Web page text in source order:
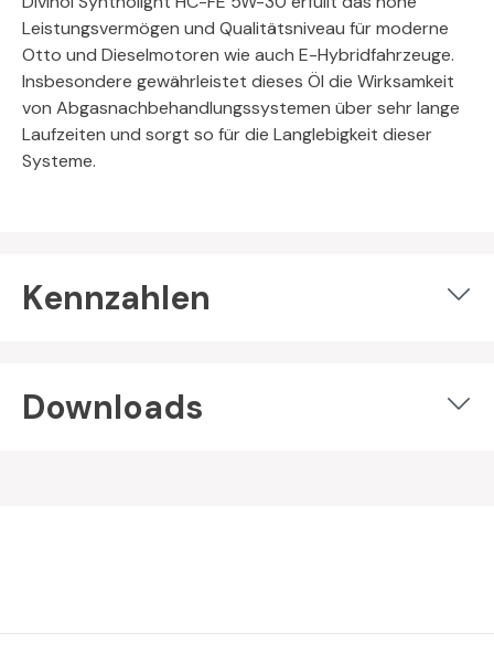
Leistungsvermögen und Qualitätsniveau für moderne
Otto und Dieselmotoren wie auch E-Hybridfahrzeuge.
Insbesondere gewährleistet dieses Öl die Wirksamkeit
von Abgasnachbehandlungssystemen über sehr lange
Laufzeiten und sorgt so für die Langlebigkeit dieser
Systeme.
Kennzahlen
Downloads